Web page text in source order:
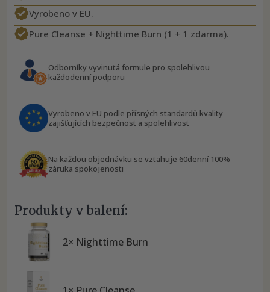
Vyrobeno v EU.
Pure Cleanse + Nighttime Burn (1 + 1 zdarma).
Odborníky vyvinutá formule pro spolehlivou
každodenní podporu
Vyrobeno v EU podle přísných standardů kvality
zajišťujících bezpečnost a spolehlivost
Na každou objednávku se vztahuje 60denní 100%
záruka spokojenosti
Produkty v balení:
2× Nighttime Burn